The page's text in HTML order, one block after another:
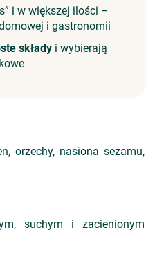
i w większej ilości –
i gastronomii
składyi wybierają
orzechy, nasiona sezamu,
suchym i zacienionym